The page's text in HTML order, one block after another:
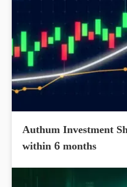
Authum Investment
within 6 months